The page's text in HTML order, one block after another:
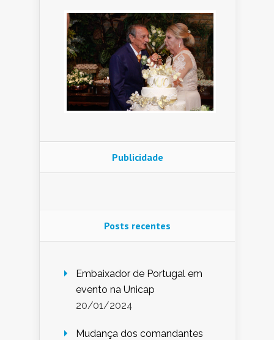
Publicidade
Posts recentes
Embaixador de Portugal em
evento na Unicap
20/01/2024
Mudança dos comandantes